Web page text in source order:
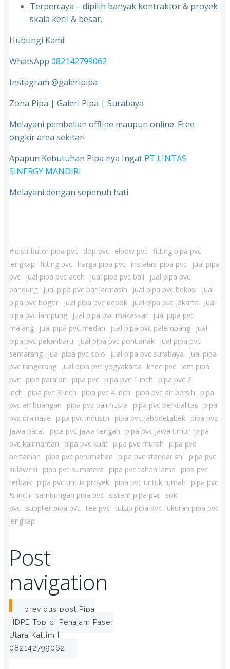
Terpercaya – dipilih banyak kontraktor & proyek
skala kecil & besar.
Hubungi Kami:
WhatsApp 082142799062
Instagram @galeripipa
Zona Pipa | Galeri Pipa | Surabaya
Melayani pembelian offline maupun online. Free
ongkir area sekitar!
Apapun Kebutuhan Pipa nya Ingat PT LINTAS
SINERGY MANDIRI
Melayani dengan sepenuh hati
#distributor pipa pvc dop pvc elbow pvc fitting pipa pvc
lengkap fitting pvc harga pipa pvc instalasi pipa pvc
jual pipa
pvc
jual pipa pvc aceh jual pipa pvc bali
jual pipa pvc
bandung
jual pipa pvc banjarmasin jual pipa pvc bekasi
jual
pipa pvc bogor
jual pipa pvc depok jual pipa pvc jakarta
jual
pipa pvc lampung
jual pipa pvc makassar
jual pipa pvc
malang
jual pipa pvc medan jual pipa pvc palembang
jual
pipa pvc pekanbaru
jual pipa pvc pontianak
jual pipa pvc
semarang
jual pipa pvc solo jual pipa pvc surabaya
jual pipa
pvc tangerang
jual pipa pvc yogyakarta knee pvc
lem pipa
pvc
pipa paralon pipa pvc pipa pvc 1 inch
pipa pvc 2
inch
pipa pvc 3 inch pipa pvc 4 inch pipa pvc air bersih
pipa
pvc air buangan
pipa pvc bali nusra pipa pvc berkualitas
pipa
pvc drainase
pipa pvc industri pipa pvc jabodetabek pipa pvc
jawa barat
pipa pvc jawa tengah pipa pvc jawa timur pipa
pvc kalimantan
pipa pvc kuat pipa pvc murah
pipa pvc
pertanian
pipa pvc perumahan pipa pvc standar sni
pipa pvc
sulawesi
pipa pvc sumatera pipa pvc tahan lama
pipa pvc
terbaik pipa pvc untuk proyek pipa pvc untuk rumah
pipa pvc
½ inch
sambungan pipa pvc sistem pipa pvc
sok
pvc
supplier pipa pvc tee pvc tutup pipa pvc
ukuran pipa pvc
lengkap
Post
navigation
previous post Pipa
HDPE Top di Penajam Paser
Utara Kaltim |
082142799062